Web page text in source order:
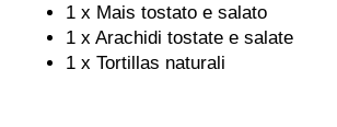
1 x Mais tostato e salato
1 x Arachidi tostate e salate
1 x Tortillas naturali